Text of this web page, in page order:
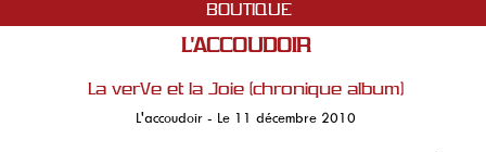
BOUTIQUE
L'ACCOUDOIR
La verVe et la Joie (chronique album)
L'accoudoir - Le 11 décembre 2010